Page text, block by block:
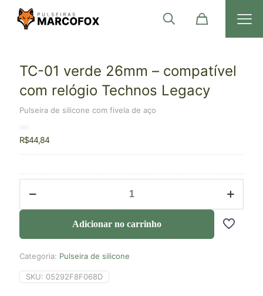
TC-01 verde 26mm – compatível
com relógio Technos Legacy
Pulseira de silicone com fivela de aço
R$44,84
Adicionar no carrinho
Categoria: Pulseira de silicone
SKU: 05292F8F068D